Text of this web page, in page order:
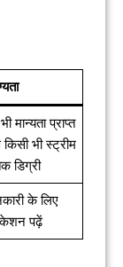
मान्यता प्राप्त
किसी भी स्ट्रीम
डिग्री
के लिए
पढ़ें